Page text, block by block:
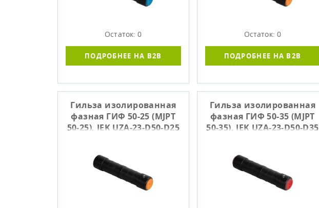
Остаток: 0
ПОДРОБНЕЕ НА B2B
Остаток: 0
ПОДРОБНЕЕ НА B2B
Гильза изолированная
фазная ГИФ 50-25 (MJPT
50-25), IEK UZA-23-D50-D25
Гильза изолированная
фазная ГИФ 50-35 (MJPT
50-35), IEK UZA-23-D50-D35